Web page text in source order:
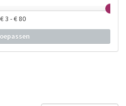
€3 - €80